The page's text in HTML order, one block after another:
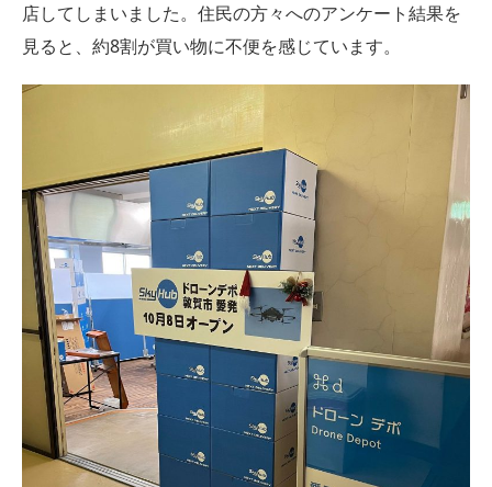
店してしまいました。住民の方々へのアンケート結果を
見ると、約8割が買い物に不便を感じています。